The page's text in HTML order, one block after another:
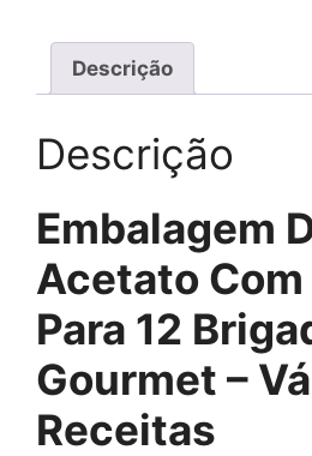
Descrição
Descrição
Embalagem
Acetato
Para 12
Gourmet –
Receitas